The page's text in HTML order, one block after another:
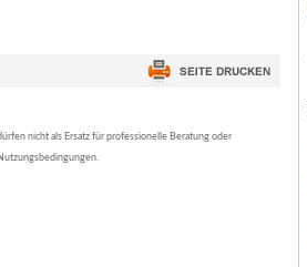
nicht als Ersatz für professionelle Beratung oder